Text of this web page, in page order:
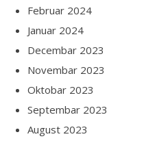
Februar 2024
Januar 2024
Decembar 2023
Novembar 2023
Oktobar 2023
Septembar 2023
August 2023